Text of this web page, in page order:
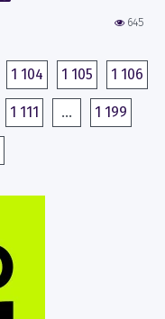
645
1 104 1 105 1 106
1 111 … 1 199